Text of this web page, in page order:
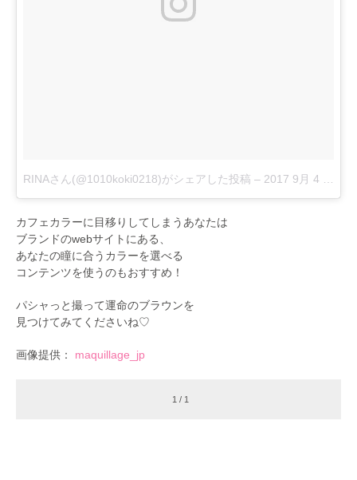
RINAさん(@1010koki0218)がシェアした投稿 – 2017 9月 4 1:59午前 PDT
カフェカラーに目移りしてしまうあなたは
ブランドのwebサイトにある、
あなたの瞳に合うカラーを選べる
コンテンツを使うのもおすすめ！
パシャっと撮って運命のブラウンを
見つけてみてくださいね♡
画像提供： maquillage_jp
1 / 1